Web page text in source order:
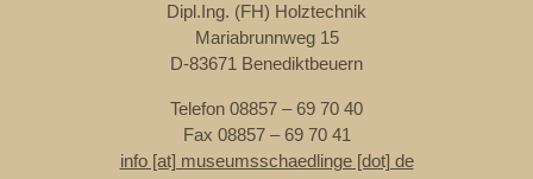
Dipl.Ing. (FH) Holztechnik
Mariabrunnweg 15
D-83671 Benediktbeuern
Telefon 08857 – 69 70 40
Fax 08857 – 69 70 41
info [at] museumsschaedlinge [dot] de